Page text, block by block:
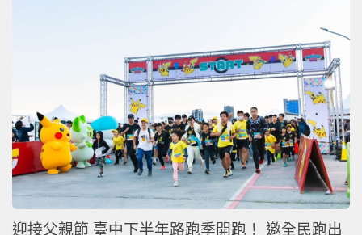
迎接父親節 臺中下半年路跑季開跑！ 邀全民跑出